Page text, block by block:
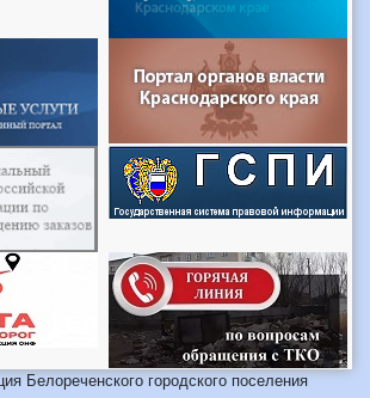
Белореченского городского поселения